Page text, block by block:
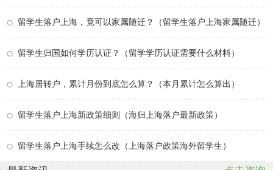
留学生落户上海，竟可以家属随迁？（留学生落户上海家属随迁）
留学生归国如何学历认证？（留学学历认证需要什么材料）
上海居转户，累计月份到底怎么算？（本月累计怎么算出）
留学生落户上海新政策细则（海归上海落户最新政策）
留学生落户上海手续怎么改（上海落户政策海外留学生）